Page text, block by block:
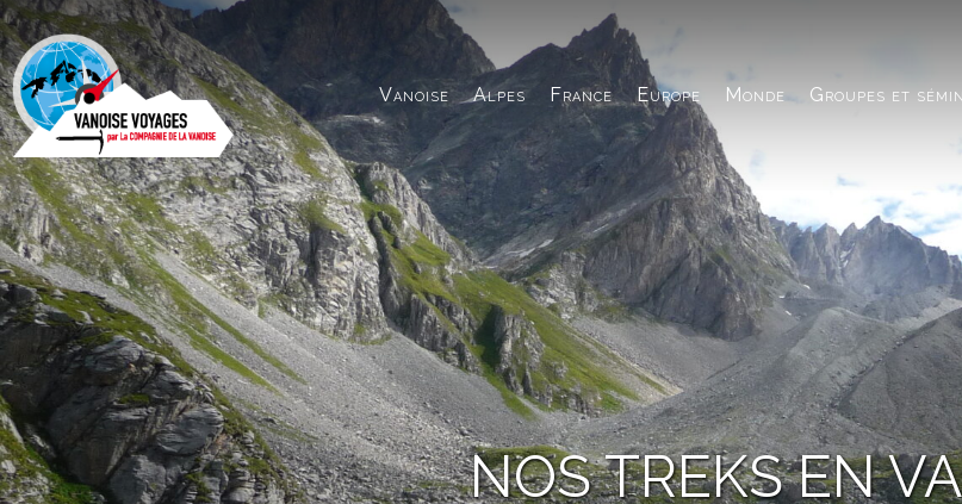
Vanoise Alpes France Europe Monde Groupes et
NOS TREKS EN
Panneau de gestion des cookies